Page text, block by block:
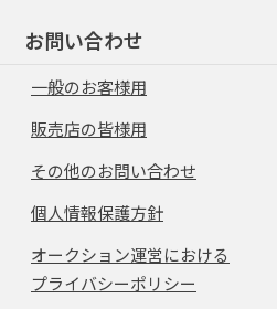
お問い合わせ
一般のお客様用
販売店の皆様用
その他のお問い合わせ
個人情報保護方針
オークション運営における
プライバシーポリシー